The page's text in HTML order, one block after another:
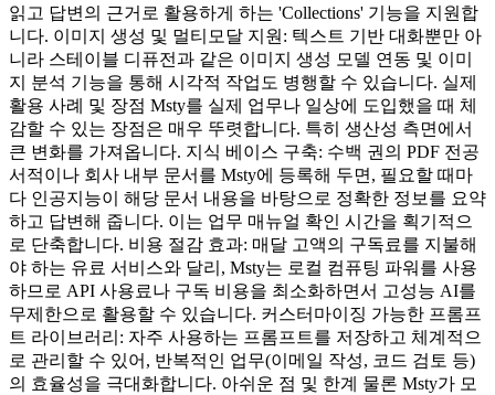
읽고 답변의 근거로 활용하게 하는 'Collections' 기능을 지원합
니다. 이미지 생성 및 멀티모달 지원: 텍스트 기반 대화뿐만 아
니라 스테이블 디퓨전과 같은 이미지 생성 모델 연동 및 이미
지 분석 기능을 통해 시각적 작업도 병행할 수 있습니다. 실제
활용 사례 및 장점 Msty를 실제 업무나 일상에 도입했을 때 체
감할 수 있는 장점은 매우 뚜렷합니다. 특히 생산성 측면에서
큰 변화를 가져옵니다. 지식 베이스 구축: 수백 권의 PDF 전공
서적이나 회사 내부 문서를 Msty에 등록해 두면, 필요할 때마
다 인공지능이 해당 문서 내용을 바탕으로 정확한 정보를 요약
하고 답변해 줍니다. 이는 업무 매뉴얼 확인 시간을 획기적으
로 단축합니다. 비용 절감 효과: 매달 고액의 구독료를 지불해
야 하는 유료 서비스와 달리, Msty는 로컬 컴퓨팅 파워를 사용
하므로 API 사용료나 구독 비용을 최소화하면서 고성능 AI를
무제한으로 활용할 수 있습니다. 커스터마이징 가능한 프롬프
트 라이브러리: 자주 사용하는 프롬프트를 저장하고 체계적으
로 관리할 수 있어, 반복적인 업무(이메일 작성, 코드 검토 등)
의 효율성을 극대화합니다. 아쉬운 점 및 한계 물론 Msty가 모